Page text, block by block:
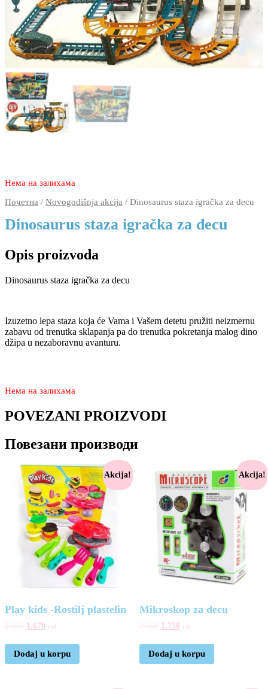
Нема на залихама
Почетна / Novogodišnja akcija / Dinosaurus staza igračka za decu
Dinosaurus staza igračka za decu
Opis proizvoda
Dinosaurus staza igračka za decu
Izuzetno lepa staza koja će Vama i Vašem detetu pružiti neizmernu
zabavu od trenutka sklapanja pa do trenutka pokretanja malog dino
džipa u nezaboravnu avanturu.
Нема на залихама
POVEZANI PROIZVODI
Повезани производи
Akcija!
Play kids -Rostilj plastelin
1.670 rsd
Dodaj u korpu
Akcija!
Mikroskop za decu
1.750 rsd
Dodaj u korpu